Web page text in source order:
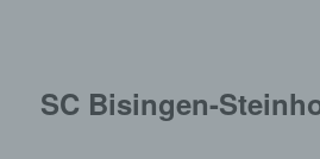
SC Bisingen-